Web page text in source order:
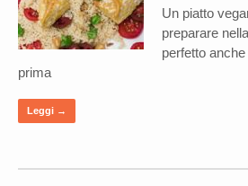
Un piatto
preparare
perfetto
prima
Leggi →